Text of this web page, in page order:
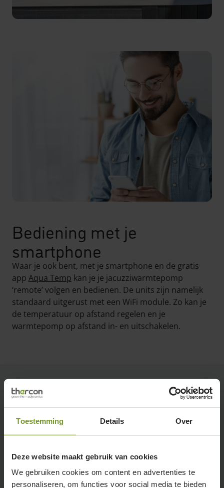
Toestemming Details Over
Deze website maakt gebruik van cookies
We gebruiken cookies om content en advertenties te
personaliseren, om functies voor social media te bieden
Bediening met je
smartphone
Waar je ook bent, met je smartphone en de gratis
app Aqua Temp kan je je jacuzziwarmtepomp
‘remote’ volgen en bedienen. De units zijn namelijk
standaard uitgerust met een WiFi module. Zo kan je
de temperatuur op afstand regelen en je
warmtepomp op afstand in- en uitschakelen.
Specificaties
Verwarmen
2,32 - 30,2 kW